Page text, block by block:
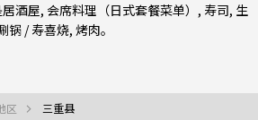
居酒屋, 会席料理（日式套餐菜单） , 寿司, 生
锅 / 寿喜烧, 烤肉。
区 三重县